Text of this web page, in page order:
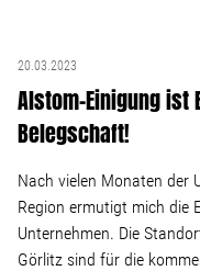
20.03.2023
Alstom-Einigung
Belegschaft!
Nach vielen Monaten der
Region ermutigt mich die
Unternehmen. Die
Görlitz sind für die